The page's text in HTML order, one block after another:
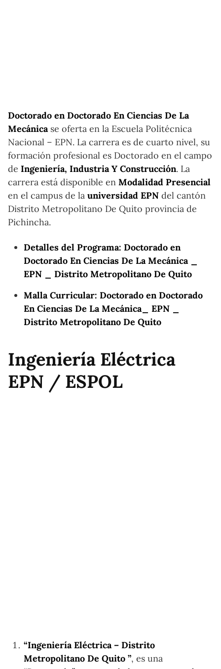
Doctorado en Doctorado En Ciencias De La
Mecánicase oferta en la Escuela Politécnica
Nacional – EPN. La carrera es de cuarto nivel, su
formación profesional es Doctorado en el campo
de Ingeniería, Industria Y Construcción. La
carrera está disponible en Modalidad Presencial
en el campus de la universidad EPN del cantón
Distrito Metropolitano De Quito provincia de
Pichincha.
Detalles del Programa: Doctorado en
Doctorado En Ciencias De La Mecánica _
EPN _ Distrito Metropolitano De Quito
Malla Curricular: Doctorado en Doctorado
En Ciencias De La Mecánica_ EPN _
Distrito Metropolitano De Quito
Ingeniería Eléctrica
EPN / ESPOL
“Ingeniería Eléctrica – Distrito
Metropolitano De Quito ”, es una